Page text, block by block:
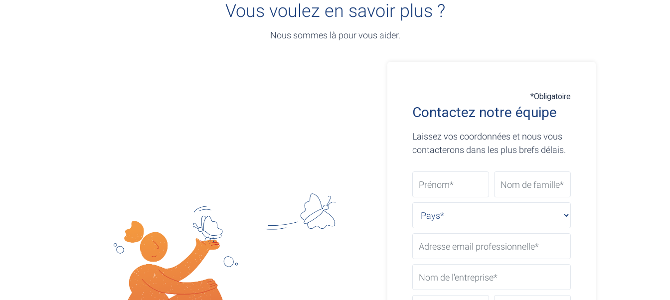
Vous voulez en savoir plus ?
Nous sommes là pour vous aider.
*Obligatoire
Contactez notre équipe
Laissez vos coordonnées et nous vous
contacterons dans les plus brefs délais.